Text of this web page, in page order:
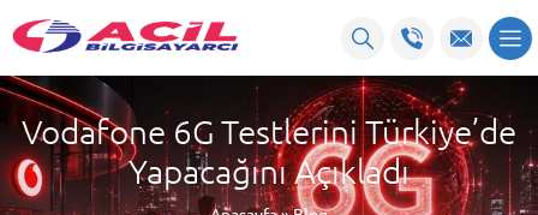
Vodafone 6G Testlerini Türkiye’de
Yapacağını Açıkladı